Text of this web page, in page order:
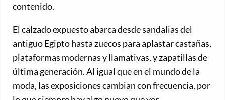
contenido.
El calzado expuesto abarca desde sandalias del
antiguo Egipto hasta zuecos para aplastar castañas,
plataformas modernas y llamativas, y zapatillas de
última generación. Al igual que en el mundo de la
moda, las exposiciones cambian con frecuencia, por